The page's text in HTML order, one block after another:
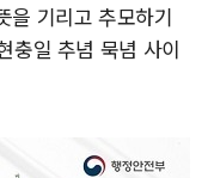
을 기리고 추모하기
충일 추념 묵념 사이